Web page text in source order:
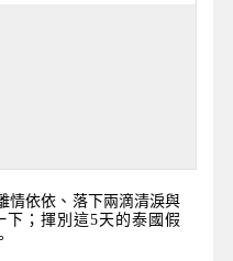
情依依、落下兩滴清淚與
；揮別這5天的泰國假